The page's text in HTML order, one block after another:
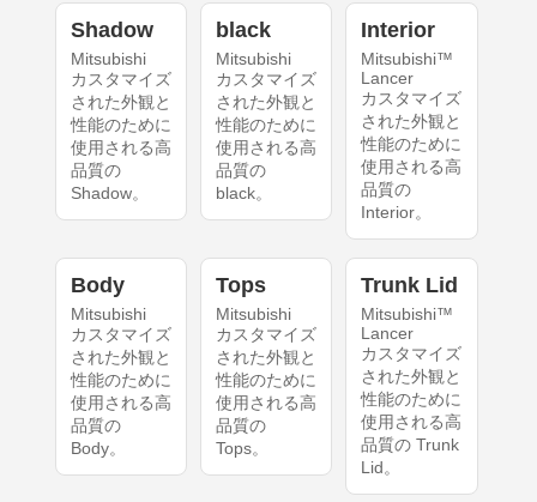
Shadow
Mitsubishi
カスタマイズ
された外観と
性能のために
使用される高
品質の
Shadow。
black
Mitsubishi
カスタマイズ
された外観と
性能のために
使用される高
品質の
black。
Interior
Mitsubishi™
Lancer
カスタマイズ
された外観と
性能のために
使用される高
品質の
Interior。
Body
Mitsubishi
カスタマイズ
された外観と
性能のために
使用される高
品質の
Body。
Tops
Mitsubishi
カスタマイズ
された外観と
性能のために
使用される高
品質の
Tops。
Trunk Lid
Mitsubishi™
Lancer
カスタマイズ
された外観と
性能のために
使用される高
品質の Trunk
Lid。